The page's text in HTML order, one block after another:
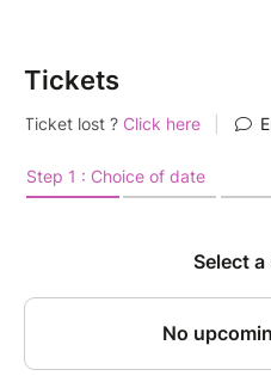
Tickets